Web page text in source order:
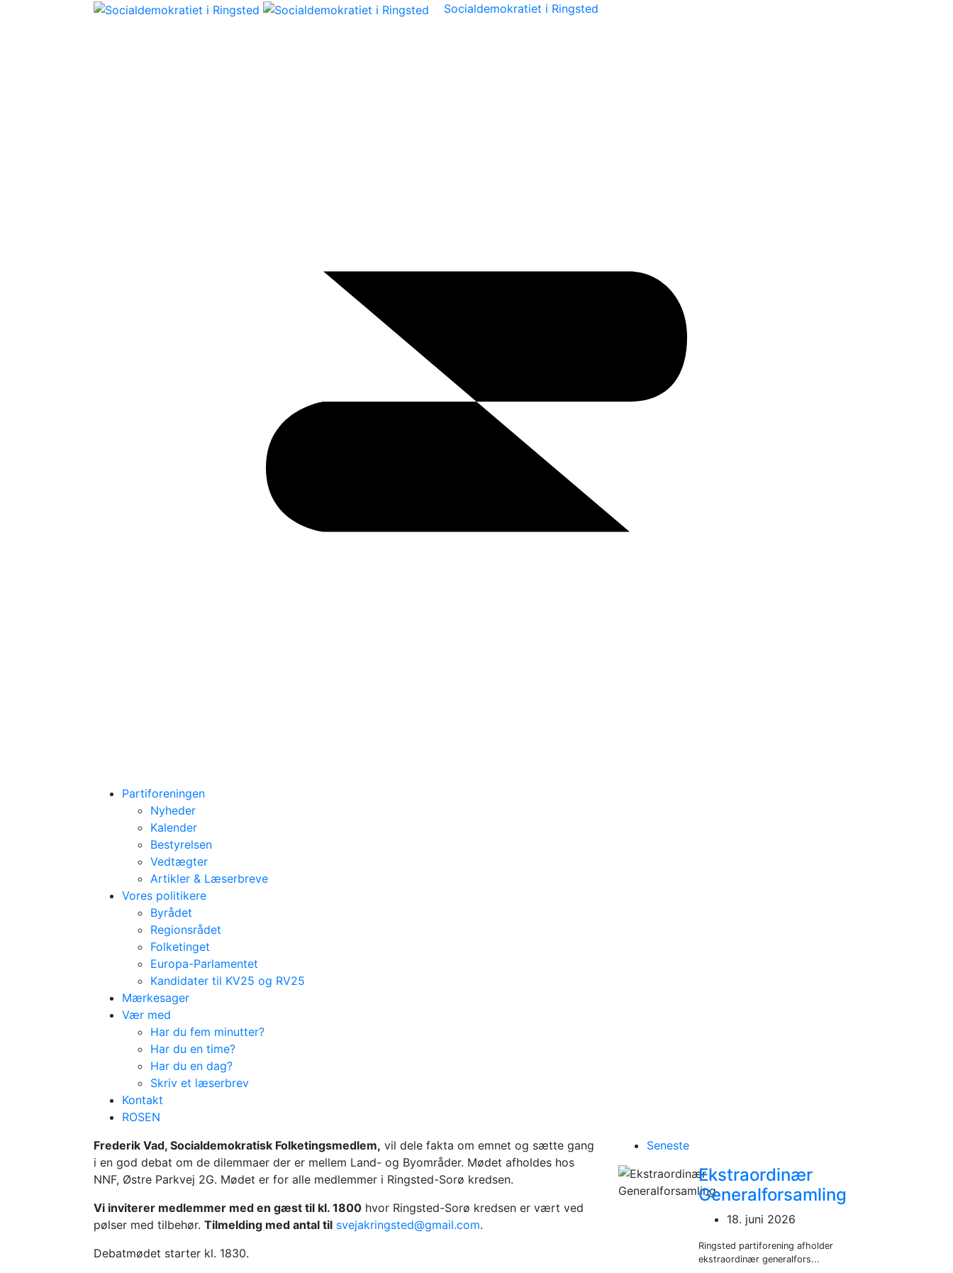
Socialdemokratiet i Ringsted
Partiforeningen
Nyheder
Kalender
Bestyrelsen
Vedtægter
Artikler & Læserbreve
Vores politikere
Byrådet
Regionsrådet
Folketinget
Europa-Parlamentet
Kandidater til KV25 og RV25
Mærkesager
Vær med
Har du fem minutter?
Har du en time?
Har du en dag?
Skriv et læserbrev
Kontakt
ROSEN
Frederik Vad, Socialdemokratisk Folketingsmedlem, vil dele fakta om emnet og sætte gang
i en god debat om de dilemmaer der er mellem Land- og Byområder. Mødet afholdes hos
NNF, Østre Parkvej 2G. Mødet er for alle medlemmer i Ringsted-Sorø kredsen.
Vi inviterer medlemmer med en gæst til kl. 1800 hvor Ringsted-Sorø kredsen er vært ved
pølser med tilbehør. Tilmelding med antal til svejakringsted@gmail.com.
Debatmødet starter kl. 1830.
Seneste
Ekstraordinær
Generalforsamling
18. juni 2026
Ringsted partiforening afholder
ekstraordinær generalfors...